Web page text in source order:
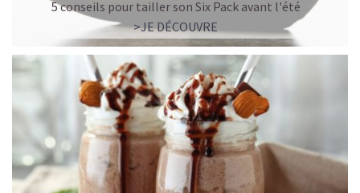
5 conseils pour tailler son Six Pack avant l'été
>JE DÉCOUVRE